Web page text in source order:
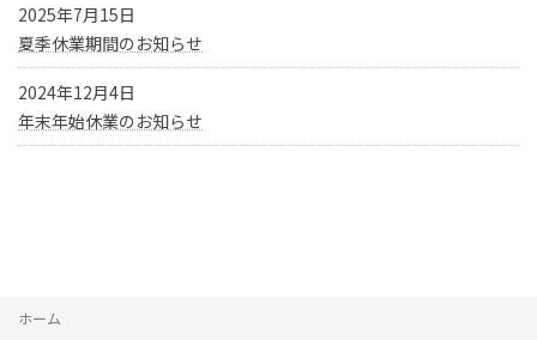
2025年7月15日
夏季休業期間のお知らせ
2024年12月4日
年末年始休業のお知らせ
ホーム